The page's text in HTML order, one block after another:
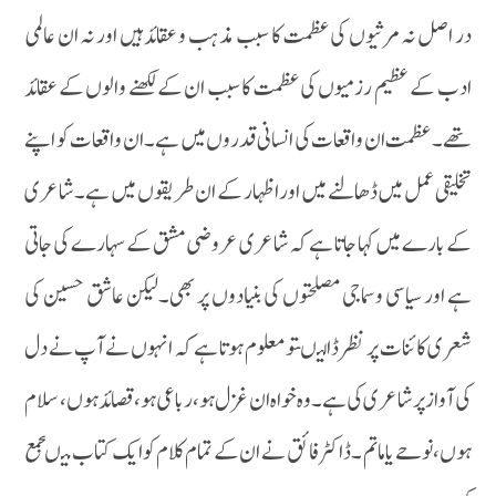
در اصل نہ مرثیوں کی عظمت کا سبب مذہب و عقائد ہیں اور نہ ان عالمی
ادب کے عظیم رزمیوں کی عظمت کا سبب ان کے لکھنے والوں کے عقائد
تھے۔ عظمت ان واقعات کی انسانی قدروں میں ہے۔ ان واقعات کو اپنے
تخلیقی عمل میں ڈھالنے میں اور اظہار کے ان طریقوں میں ہے۔شاعری
کے بارے میں کہا جاتا ہے کہ شاعری عروضی مشق کے سہارے کی جاتی
ہے اور سیاسی وسماجی مصلحتوں کی بنیادوں پر بھی۔لیکن عاشق حسین کی
شعری کائنات پر نظر ڈالیںتومعلوم ہوتا ہے کہ انہوں نے آپ نے دل
کی آواز پر شاعری کی ہے۔وہ خواہ ان غزل ہو ،رباعی ہو، قصائد ہوں، سلام
ہوں،نوحے یاماتم ۔ڈاکٹر فائق نے ان کے تمام کلام کوایک کتاب میںجمع